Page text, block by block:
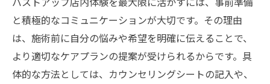
と積極的なコミュニケーションが大切です。その理由
は、施術前に自分の悩みや希望を明確に伝えることで、
より適切なケアプランの提案が受けられるからです。具
体的な方法としては、カウンセリングシートの記入や、